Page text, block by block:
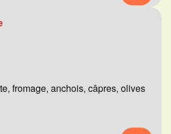
fromage, anchois, câpres, olives